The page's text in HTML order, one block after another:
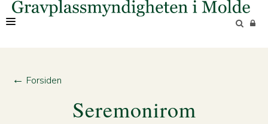
← Forsiden
Seremonirom